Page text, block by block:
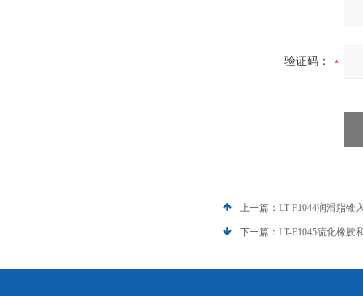
验证码：
上一篇： LT-F1044润滑脂锥
下一篇： LT-F1045硫化橡胶